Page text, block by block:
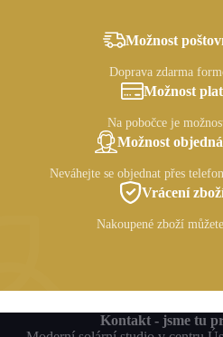
Možnost
Doprava zdarma
Možnost
Na pobočce je
Možnost
Neváhejte se objednat přes
Vrácení
Nakoupené zboží
Kontakt - jsme tu